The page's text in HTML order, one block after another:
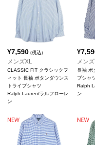
¥7,590 (税込)
メンズXL
CLASSIC FIT クラシックフ
ィット 長袖 ボタンダウンス
トライプシャツ
Ralph Lauren/ラルフローレ
ン
¥
メンズL
長袖 ボ
プシャ
Ralph
ン